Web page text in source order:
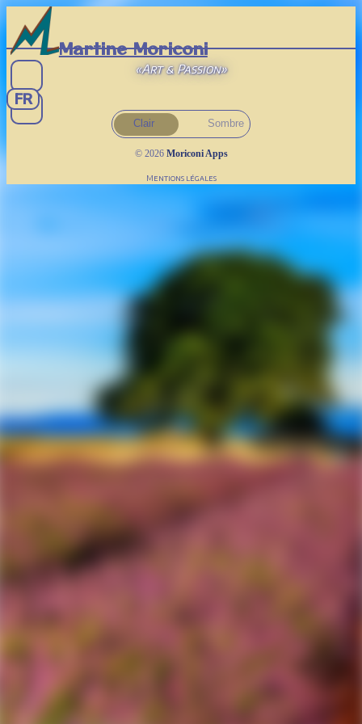
Martine Moriconi
Art & Passion
FR
Clair Sombre
© 2026 Moriconi Apps
Mentions légales